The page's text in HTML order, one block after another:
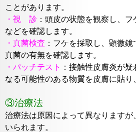
ことがあります。
・視 診 ： 頭皮の状態を観察し、
などを確認します。
・真菌検査 ： フケを採取し、顕微
真菌の有無を確認します。
・パッチテスト
： 接触性皮膚炎が疑
なる可能性のある物質を皮膚に貼り
③治療法
治療法は原因によって異なりますが
いられます。